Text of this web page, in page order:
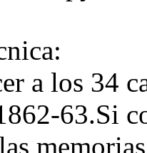
a los 34
63.Si